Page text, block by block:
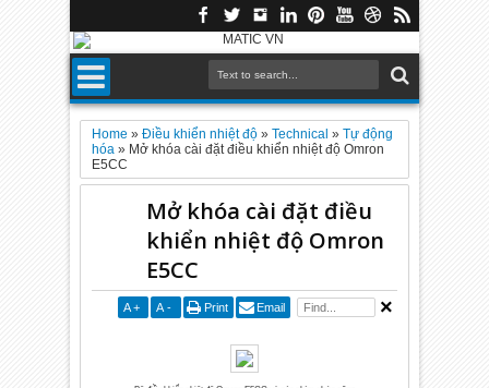
Home »Điều khiển nhiệt độ »Technical »Tự động
hóa » Mở khóa cài đặt điều khiển nhiệt độ Omron
E5CC
Mở khóa cài đặt điều
khiển nhiệt độ Omron
E5CC
A + A - Print Email